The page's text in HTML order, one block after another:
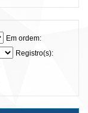
Em ordem:
Registro(s):